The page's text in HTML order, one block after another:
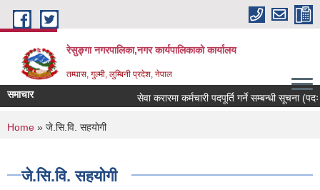
Skip to main content
रेसुङ्गा नगरपालिका,नगर कार्यपालिकाको कार्यालय
तम्घास, गुल्मी, लुम्बिनी प्रदेश, नेपाल
समाचार सेवा करारमा कर्मचारी पदपूर्ति गर्ने सम्बन्धी सूचना (पदः
You are here
Home » जे.सि.वि. सहयाेगी
जे.सि.वि. सहयाेगी